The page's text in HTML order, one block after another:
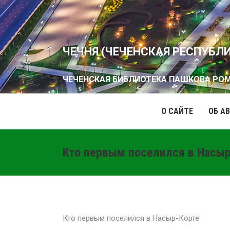
ЧЕЧНЯ (ЧЕЧЕНСКАЯ
ЧЕЧЕНСКАЯ БИБЛИОТЕКА ПАШКОВА
О САЙТЕ ОБ
Кто первым поселился в
Кто первым поселился в Насыр-Корте